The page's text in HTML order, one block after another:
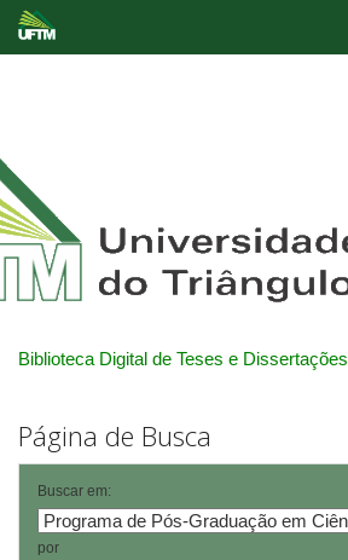
Biblioteca Digital de Teses e Dissertações
Página de Busca
Buscar em:
por